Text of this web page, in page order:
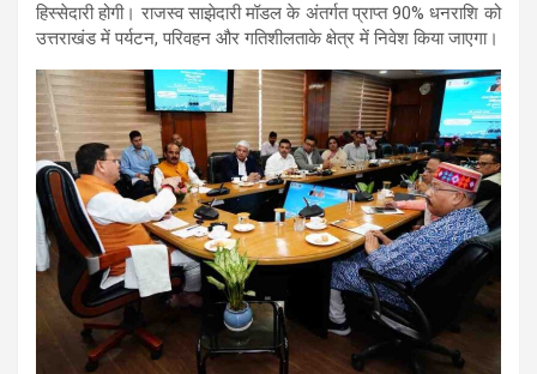
हिस्सेदारी होगी।राजस्व साझेदारी मॉडलके अंतर्गत प्राप्त 90% धनराशि को
उत्तराखंड मेंपर्यटन, परिवहन और गतिशीलताके क्षेत्र में निवेश किया जाएगा।